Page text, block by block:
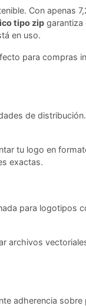
Con apenas
tipo zip garantiza
en uso.
para compras
de
tu logo en
exactas.
para logotipos
archivos
adherencia